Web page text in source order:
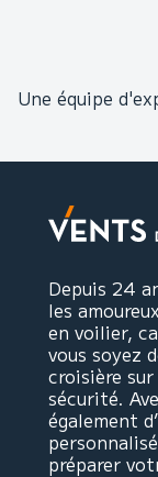
Une équipe
Depuis 24
les
en voilier,
vous soyez
croisière
sécurité.
également
préparer